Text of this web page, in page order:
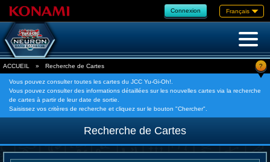
Connexion Français
ACCUEIL » Recherche de Cartes ?
Vous pouvez consulter toutes les cartes du JCC Yu-Gi-Oh!.
Vous pouvez consulter des informations détaillées sur les nouvelles cartes via la recherche
de cartes à partir de leur date de sortie.
Saisissez vos critères de recherche et cliquez sur le bouton "Chercher".
Recherche de Cartes